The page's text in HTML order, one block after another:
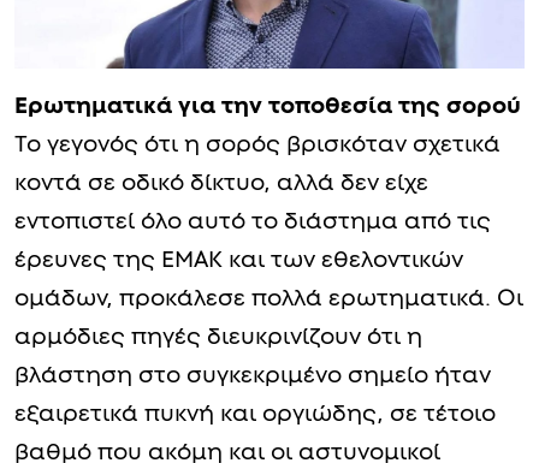
Ερωτηματικά για την τοποθεσία της σορού
Το γεγονός ότι η σορός βρισκόταν σχετικά
κοντά σε οδικό δίκτυο, αλλά δεν είχε
εντοπιστεί όλο αυτό το διάστημα από τις
έρευνες της ΕΜΑΚ και των εθελοντικών
ομάδων, προκάλεσε πολλά ερωτηματικά. Οι
αρμόδιες πηγές διευκρινίζουν ότι η
βλάστηση στο συγκεκριμένο σημείο ήταν
εξαιρετικά πυκνή και οργιώδης, σε τέτοιο
βαθμό που ακόμη και οι αστυνομικοί